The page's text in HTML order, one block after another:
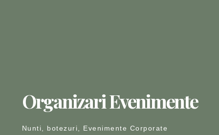
Organizari Evenimente
Nunti, botezuri, Evenimente Corporate